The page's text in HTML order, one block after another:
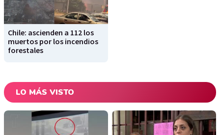
Chile: ascienden a 112 los
muertos por los incendios
forestales
LO MÁS VISTO